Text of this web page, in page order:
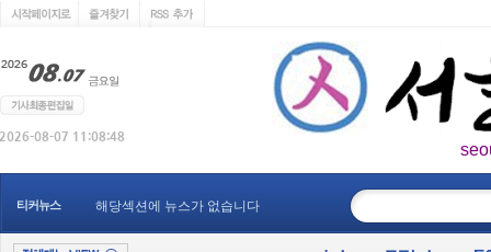
티커뉴스 해당섹션에 뉴스가 없습니다